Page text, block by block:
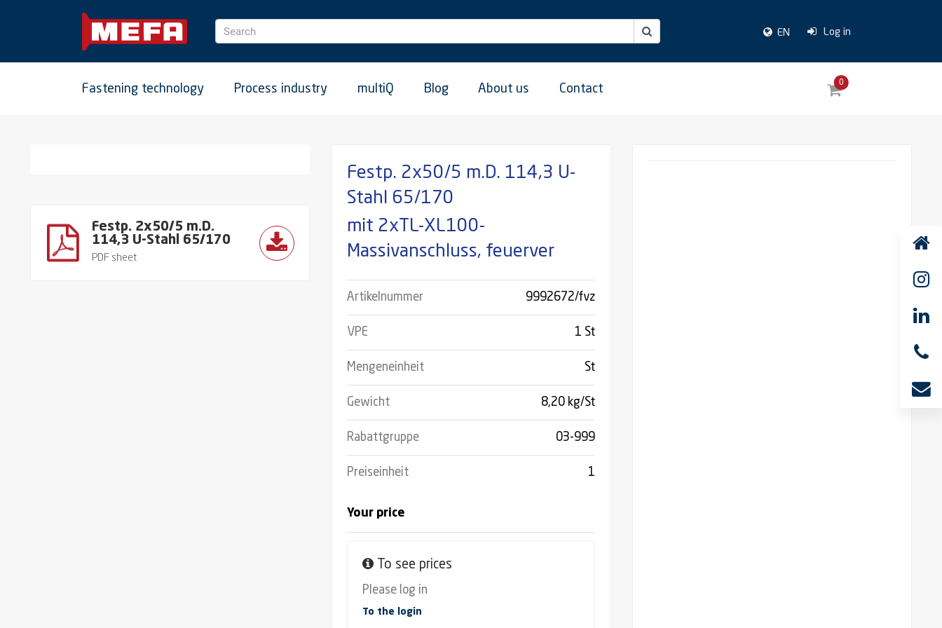
Search EN Log in
0
Fastening technology Process industry multiQ Blog About us Contact
Festp. 2x50/5 m.D.
114,3 U-Stahl 65/170
PDF sheet
Festp. 2x50/5 m.D. 114,3 U-
Stahl 65/170
mit 2xTL-XL100-
Massivanschluss, feuerver
Artikelnummer 9992672/fvz
VPE 1 St
Mengeneinheit St
Gewicht 8,20 kg/St
Rabattgruppe 03-999
Preiseinheit 1
Your price
To see prices
Please log in
To the login